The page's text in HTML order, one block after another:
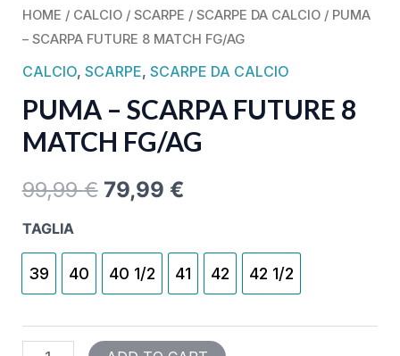
HOME / CALCIO/ SCARPE / SCARPE DA CALCIO/ PUMA
– SCARPA FUTURE 8 MATCH FG/AG
CALCIO, SCARPE, SCARPE DA CALCIO
PUMA – SCARPA FUTURE 8
MATCH FG/AG
99,99€ 79,99 €
TAGLIA
39 40 40 1/2 41 42 42 1/2